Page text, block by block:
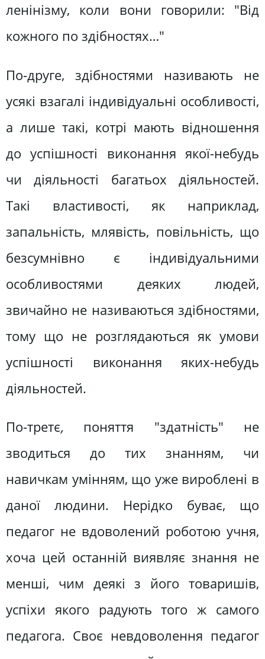
ленінізму, коли вони говорили: "Від
кожного по здібностях…"
По-друге, здібностями називають не
усякі взагалі індивідуальні особливості,
а лише такі, котрі мають відношення
до успішності виконання якої-небудь
чи діяльності багатьох діяльностей.
Такі властивості, як наприклад,
запальність, млявість, повільність, що
безсумнівно є індивідуальними
особливостями деяких людей,
звичайно не називаються здібностями,
тому що не розглядаються як умови
успішності виконання яких-небудь
діяльностей.
По-третє, поняття "здатність" не
зводиться до тих знанням, чи
навичкам умінням, що уже вироблені в
даної людини. Нерідко буває, що
педагог не вдоволений роботою учня,
хоча цей останній виявляє знання не
менші, чим деякі з його товаришів,
успіхи якого радують того ж самого
педагога. Своє невдоволення педагог